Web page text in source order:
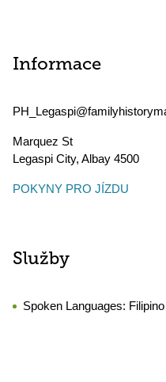
Informace
Marquez St
Legaspi City, Albay 4500
POKYNY PRO JÍZDU
Služby
Spoken Languages: Filipino